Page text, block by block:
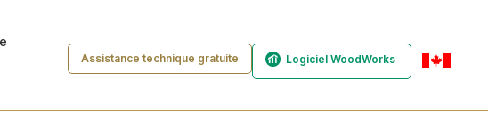
Assistance technique gratuite Logiciel WoodWorks